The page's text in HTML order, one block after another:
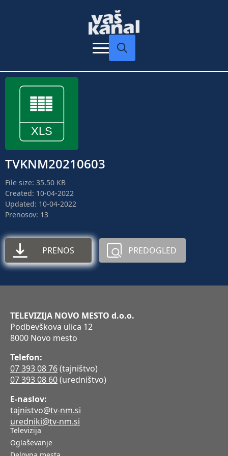
TVKNM20210603
File size: 35.50 KB
Created: 10-04-2022
Updated: 10-04-2022
Prenosov: 13
PRENOS PREDOGLED
TELEVIZIJA NOVO MESTO d.o.o.
Podbevškova ulica 12
8000 Novo mesto
Telefon:
07 393 08 76(tajništvo)
07 393 08 60(uredništvo)
E-naslov:
tajnistvo@tv-nm.si
uredniki@tv-nm.si
Televizija
Oglaševanje